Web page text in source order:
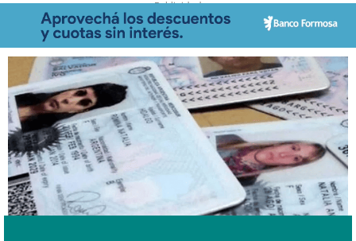
- Publicidad -
Misiones: a días de las elecciones, 8 mil DNI no fueron retirados
Octubre 20, 2023